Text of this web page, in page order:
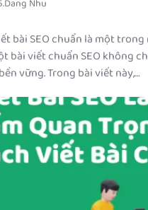
.Dang Nhu
bài SEO chuẩn là một
bài viết chuẩn SEO
vững. Trong bài viết này,…